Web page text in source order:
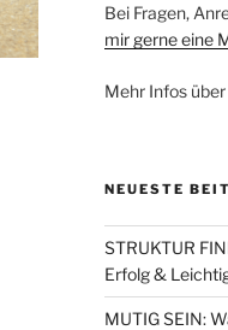
Bei Fragen,
mir gerne eine
Mehr Infos
NEUESTE
STRUKTUR
Erfolg &
MUTIG SEIN: